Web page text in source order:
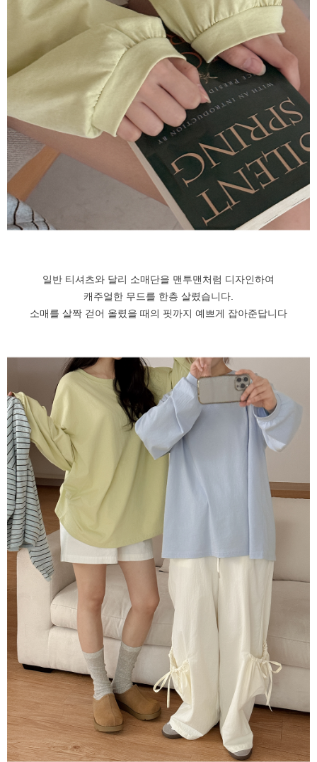
일반 티셔츠와 달리 소매단을 맨투맨처럼 디자인하여
캐주얼한 무드를 한층 살렸습니다.
소매를 살짝 걷어 올렸을 때의 핏까지 예쁘게 잡아준답니다